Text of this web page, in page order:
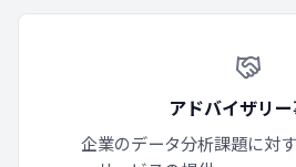
アドバイザリ
企業のデータ分析課題に対